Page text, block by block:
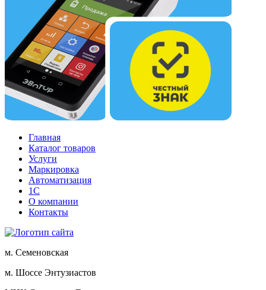
Главная
Каталог товаров
Услуги
Маркировка
Автоматизация
1С
О компании
Контакты
м. Семеновская
м. Шоссе Энтузиастов